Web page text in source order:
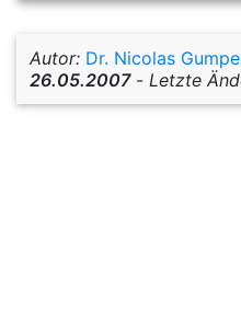
Autor: Dr. Nicolas
26.05.2007- Letzte